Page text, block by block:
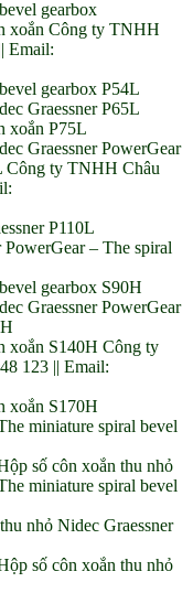
gearbox
xoắn Công ty TNHH
Email:
gearbox P54L
Graessner P65L
xoắn P75L
Graessner PowerGear
Công ty TNHH Châu
P110L
– The spiral
gearbox S90H
Graessner PowerGear
xoắn S140H Công ty
123 || Email:
xoắn S170H
miniature spiral bevel
số côn xoắn thu nhỏ
miniature spiral bevel
nhỏ Nidec Graessner
số côn xoắn thu nhỏ